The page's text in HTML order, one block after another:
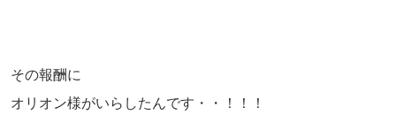
その報酬に
オリオン様がいらしたんです・・！！！